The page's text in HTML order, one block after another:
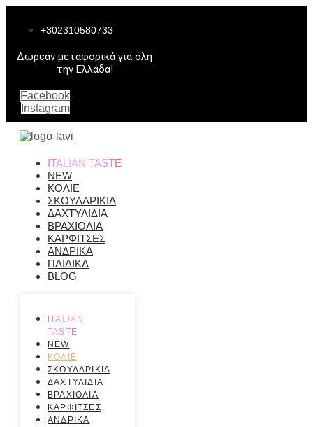
περιεχόμενο+302310580733
Δωρεάν μεταφορικά για όλη
την Ελλάδα!
Facebook
Instagram
ITALIAN TASTE
NEW
ΚΟΛΙΕ
ΣΚΟΥΛΑΡΙΚΙΑ
ΔΑΧΤΥΛΙΔΙΑ
ΒΡΑΧΙΟΛΙΑ
ΚΑΡΦΙΤΣΕΣ
ΑΝΔΡΙΚΑ
ΠΑΙΔΙΚΑ
BLOG
ITALIAN
TASTE
NEW
ΚΟΛΙΕ
ΣΚΟΥΛΑΡΙΚΙΑ
ΔΑΧΤΥΛΙΔΙΑ
ΒΡΑΧΙΟΛΙΑ
ΚΑΡΦΙΤΣΕΣ
ΑΝΔΡΙΚΑ